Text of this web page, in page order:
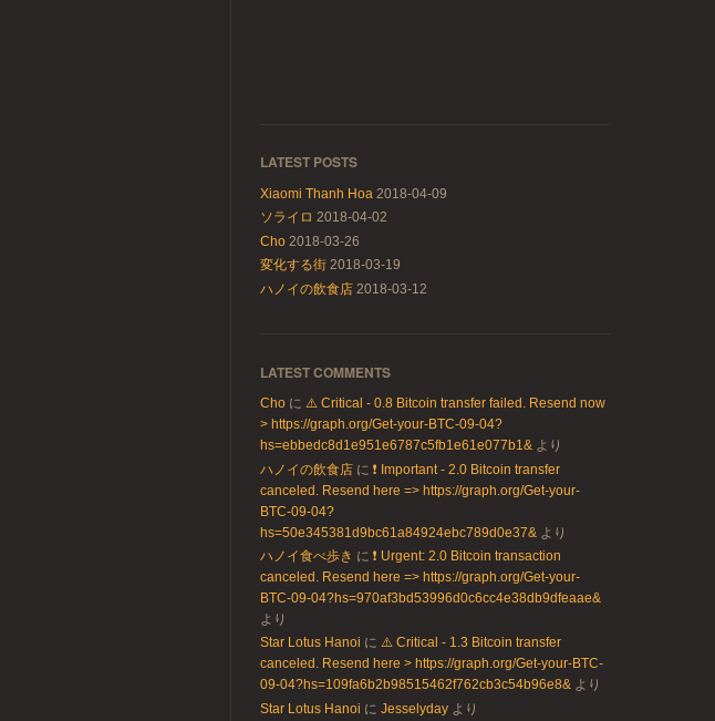
LATEST POSTS
Xiaomi Thanh Hoa 2018-04-09
ソライロ 2018-04-02
Cho 2018-03-26
変化する街 2018-03-19
ハノイの飲食店 2018-03-12
LATEST COMMENTS
Cho に⚠️ Critical - 0.8 Bitcoin transfer failed. Resend now
> https://graph.org/Get-your-BTC-09-04?
hs=ebbedc8d1e951e6787c5fb1e61e077b1& より
ハノイの飲食店 に❗ Important - 2.0 Bitcoin transfer
canceled. Resend here => https://graph.org/Get-your-
BTC-09-04?
hs=50e345381d9bc61a84924ebc789d0e37& より
ハノイ食べ歩き に❗ Urgent: 2.0 Bitcoin transaction
canceled. Resend here => https://graph.org/Get-your-
BTC-09-04?hs=970af3bd53996d0c6cc4e38db9dfeaae&
より
Star Lotus Hanoi に⚠️ Critical - 1.3 Bitcoin transfer
canceled. Resend here > https://graph.org/Get-your-BTC-
09-04?hs=109fa6b2b98515462f762cb3c54b96e8& より
Star Lotus Hanoi にJesselyday より